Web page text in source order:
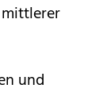
mittlerer
und